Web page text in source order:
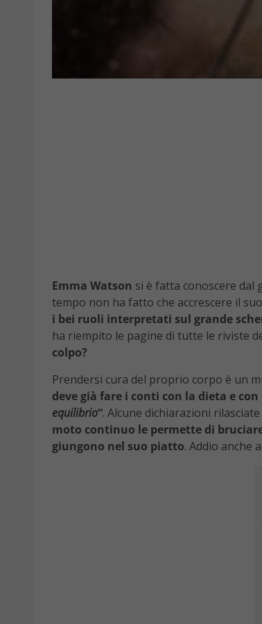
Emma Watson si è fatta conoscere dal
tempo non ha fatto che accrescere il
i bei ruoli interpretati sul grande
ha riempito le pagine di tutte le riviste
colpo?
Prendersi cura del proprio corpo è un
deve già fare i conti con la dieta e
equilibrio“. Alcune dichiarazioni rilasciate
moto continuo le permette di bruciare
giungono nel suo piatto. Addio anche